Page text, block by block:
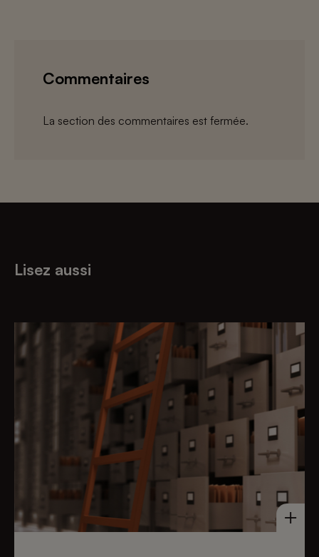
Commentaires
La section des commentaires est fermée.
Lisez aussi